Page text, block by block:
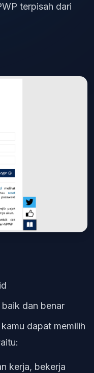
terpisah dari
dan benar
dapat memilih
kerja, bekerja